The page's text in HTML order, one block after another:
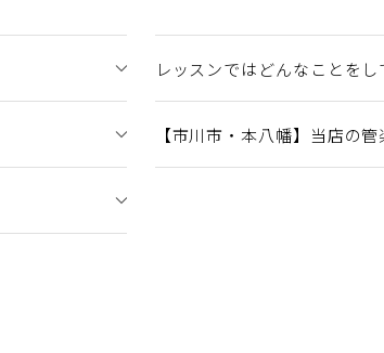
レッスンではどんなことを
【市川市・本八幡】当店の